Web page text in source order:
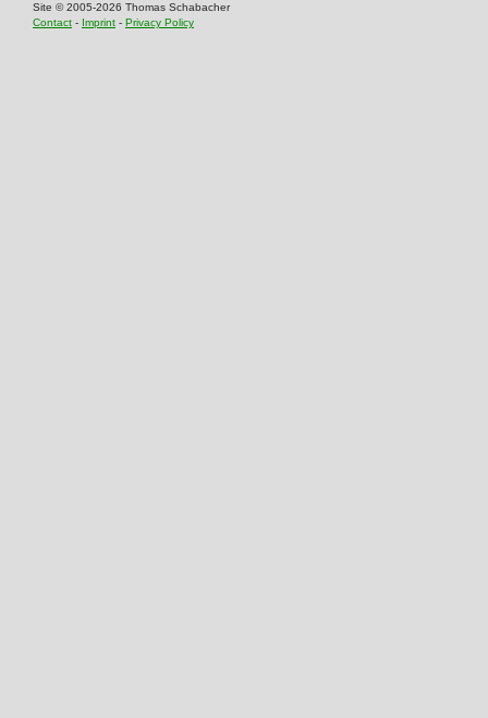
Site © 2005-2026 Thomas Schabacher
Contact - Imprint - Privacy Policy